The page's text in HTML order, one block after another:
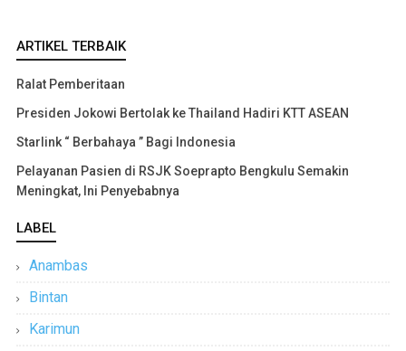
ARTIKEL TERBAIK
Ralat Pemberitaan
Presiden Jokowi Bertolak ke Thailand Hadiri KTT ASEAN
Starlink “ Berbahaya ” Bagi Indonesia
Pelayanan Pasien di RSJK Soeprapto Bengkulu Semakin
Meningkat, Ini Penyebabnya
LABEL
Anambas
Bintan
Karimun